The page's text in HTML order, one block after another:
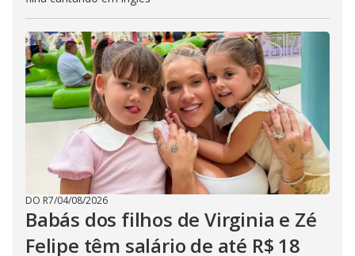
DO R7/04/08/2026
Babás dos filhos de Virginia e Zé
Felipe têm salário de até R$ 18